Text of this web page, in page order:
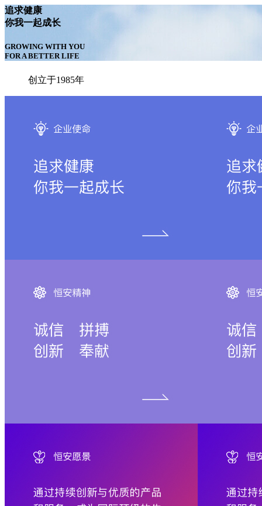
追求健康
你我一起成长
GROWING WITH YOU
FOR A BETTER LIFE
创立于1985年